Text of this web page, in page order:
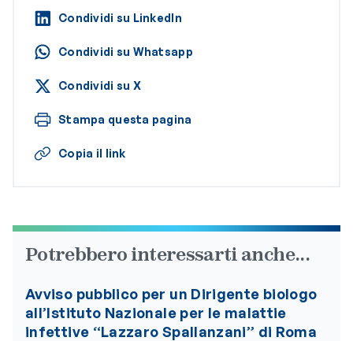
Condividi su LinkedIn
Condividi su Whatsapp
Condividi su X
Stampa questa pagina
Copia il link
Potrebbero interessarti anche...
Avviso pubblico per un Dirigente biologo
all’Istituto Nazionale per le malattie
infettive “Lazzaro Spallanzani” di Roma